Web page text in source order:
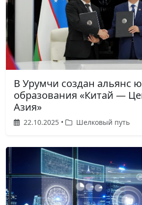
В Урумчи создан альянс
образования «Китай —
Азия»
22.10.2025 • Шелковый путь